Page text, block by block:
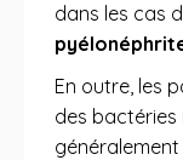
dans les cas
En outre, les
des